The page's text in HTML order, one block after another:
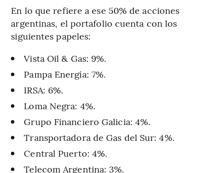
En lo que refiere a ese 50% de acciones
argentinas, el portafolio cuenta con los
siguientes papeles:
Vista Oil & Gas: 9%.
Pampa Energía: 7%.
IRSA: 6%.
Loma Negra: 4%.
Grupo Financiero Galicia: 4%.
Transportadora de Gas del Sur: 4%.
Central Puerto: 4%.
Telecom Argentina: 3%.